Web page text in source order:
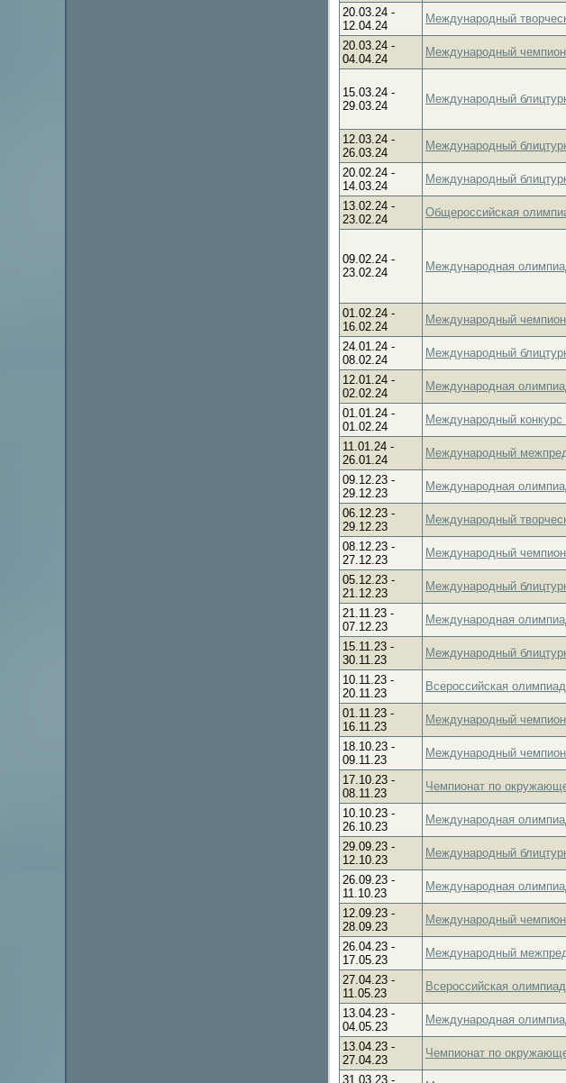
20.03.24 -
12.04.24
Международный
20.03.24 -
04.04.24
Международный
15.03.24 -
29.03.24
Международный
12.03.24 -
26.03.24
Международный
20.02.24 -
14.03.24
Международный
13.02.24 -
23.02.24
Общероссийская
09.02.24 -
23.02.24
Международная
01.02.24 -
16.02.24
Международный
24.01.24 -
08.02.24
Международный
12.01.24 -
02.02.24
Международная
01.01.24 -
01.02.24
Международный конкурс
11.01.24 -
26.01.24
Международный
09.12.23 -
29.12.23
Международная
06.12.23 -
29.12.23
Международный
08.12.23 -
27.12.23
Международный
05.12.23 -
21.12.23
Международный
21.11.23 -
07.12.23
Международная
15.11.23 -
30.11.23
Международный
10.11.23 -
20.11.23
Всероссийская
01.11.23 -
16.11.23
Международный
18.10.23 -
09.11.23
Международный
17.10.23 -
08.11.23
Чемпионат по
10.10.23 -
26.10.23
Международная
29.09.23 -
12.10.23
Международный
26.09.23 -
11.10.23
Международная
12.09.23 -
28.09.23
Международный
26.04.23 -
17.05.23
Международный
27.04.23 -
11.05.23
Всероссийская
13.04.23 -
04.05.23
Международная
13.04.23 -
27.04.23
Чемпионат по
31.03.23 -